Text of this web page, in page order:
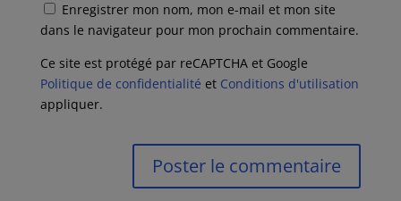
Enregistrer mon nom, mon e-mail et mon site
dans le navigateur pour mon prochain commentaire.
Ce site est protégé par reCAPTCHA et Google
Politique de confidentialité et Conditions d'utilisation
appliquer.